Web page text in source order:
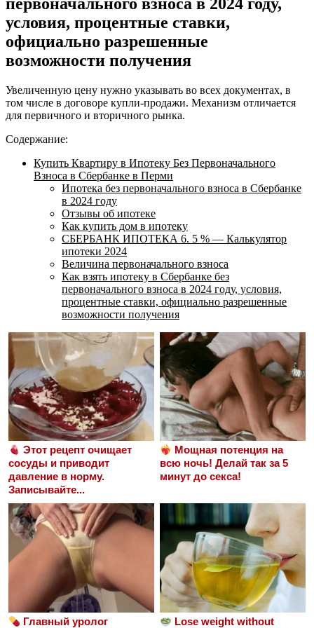
условия, процентные ставки,
официально разрешенные
возможности получения
Увеличенную цену нужно указывать во всех документах, в
том числе в договоре купли-продажи. Механизм отличается
для первичного и вторичного рынка.
Содержание:
Купить Квартиру в Ипотеку Без Первоначального
Взноса в Сбербанке в Перми
Ипотека без первоначального взноса в Сбербанке
в 2024 году
Отзывы об ипотеке
Как купить дом в ипотеку
СБЕРБАНК ИПОТЕКА 6. 5 % — Калькулятор
ипотеки 2024
Величина первоначального взноса
Как взять ипотеку в Сбербанке без
первоначального взноса в 2024 году, условия,
процентные ставки, официально разрешенные
возможности получения
Этот рецепт очищает
сосуды и приводит
давление в норму.
Записывайте...
Мощная потенция на
всю ночь! Делай так за 5
минут до секса!
Главный уролог
Lose weight without